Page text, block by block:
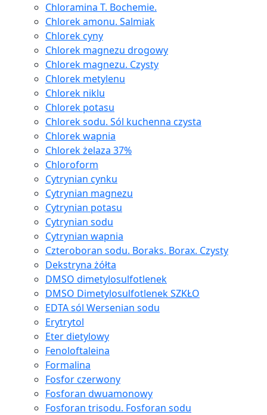
Chloramina T. Bochemie.
Chlorek amonu. Salmiak
Chlorek cyny
Chlorek magnezu drogowy
Chlorek magnezu. Czysty
Chlorek metylenu
Chlorek niklu
Chlorek potasu
Chlorek sodu. Sól kuchenna czysta
Chlorek wapnia
Chlorek żelaza 37%
Chloroform
Cytrynian cynku
Cytrynian magnezu
Cytrynian potasu
Cytrynian sodu
Cytrynian wapnia
Czteroboran sodu. Boraks. Borax. Czysty
Dekstryna żółta
DMSO dimetylosulfotlenek
DMSO Dimetylosulfotlenek SZKŁO
EDTA sól Wersenian sodu
Erytrytol
Eter dietylowy
Fenoloftaleina
Formalina
Fosfor czerwony
Fosforan dwuamonowy
Fosforan trisodu. Fosforan sodu